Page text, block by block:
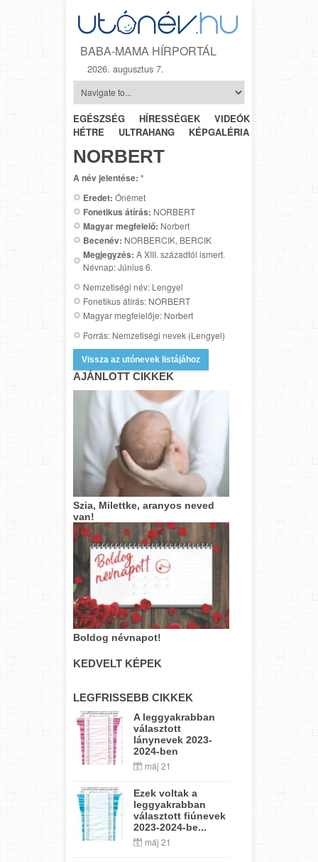
BABA-MAMA HÍRPORTÁL
2026. augusztus 7.
EGÉSZSÉG HÍRESSÉGEK VIDEÓK
HÉTRŐL-
HÉTRE
ULTRAHANG KÉPGALÉRIA
NORBERT
A név jelentése: *
Eredet: Ónémet
Fonetikus átírás: NORBERT
Magyar megfelelő: Norbert
Becenév: NORBERCIK, BERCIK
Megjegyzés: A XIII. századtól ismert.
Névnap: Június 6.
Nemzetiségi név: Lengyel
Fonetikus átírás: NORBERT
Magyar megfelelője: Norbert
Forrás: Nemzetiségi nevek (Lengyel)
Vissza az utónevek listájához
AJÁNLOTT CIKKEK
Szia, Milettke, aranyos neved
van!
Boldog névnapot!
KEDVELT KÉPEK
LEGFRISSEBB CIKKEK
A leggyakrabban
választott
lánynevek 2023-
2024-ben
máj 21
Ezek voltak a
leggyakrabban
választott fiúnevek
2023-2024-be...
máj 21